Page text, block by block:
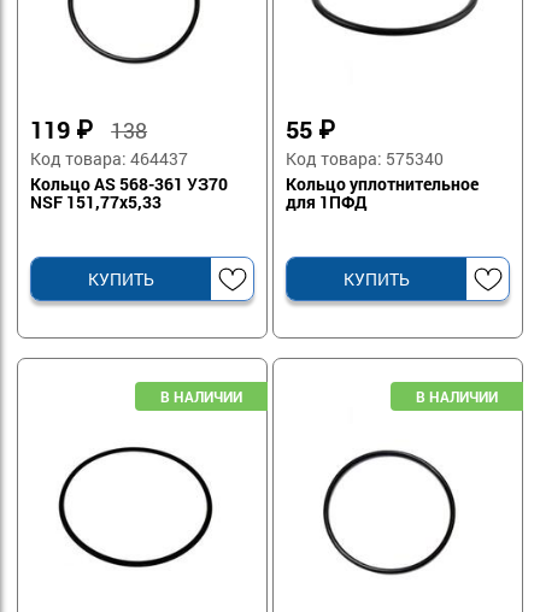
119 ₽138
Код товара: 464437
Кольцо AS 568-361 УЗ70
NSF 151,77х5,33
КУПИТЬ
55 ₽
Код товара: 575340
Кольцо уплотнительное
для 1ПФД
КУПИТЬ